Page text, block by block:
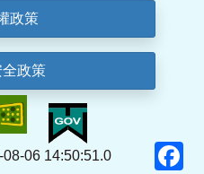
政策
政策
06 14:50:51.0